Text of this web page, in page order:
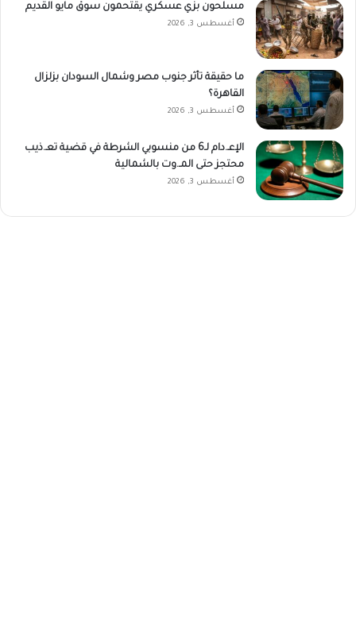
مسلحون بزي عسكري يقتحمون سوق مايو القديم
أغسطس 3, 2026
ما حقيقة تأثر جنوب مصر وشمال السودان بزلزال
القاهرة؟
أغسطس 3, 2026
الإعـ.دام لـ6 من منسوبي الشرطة في قضية تعـ.ذيب
محتجز حتى المـ.وت بالشمالية
أغسطس 3, 2026